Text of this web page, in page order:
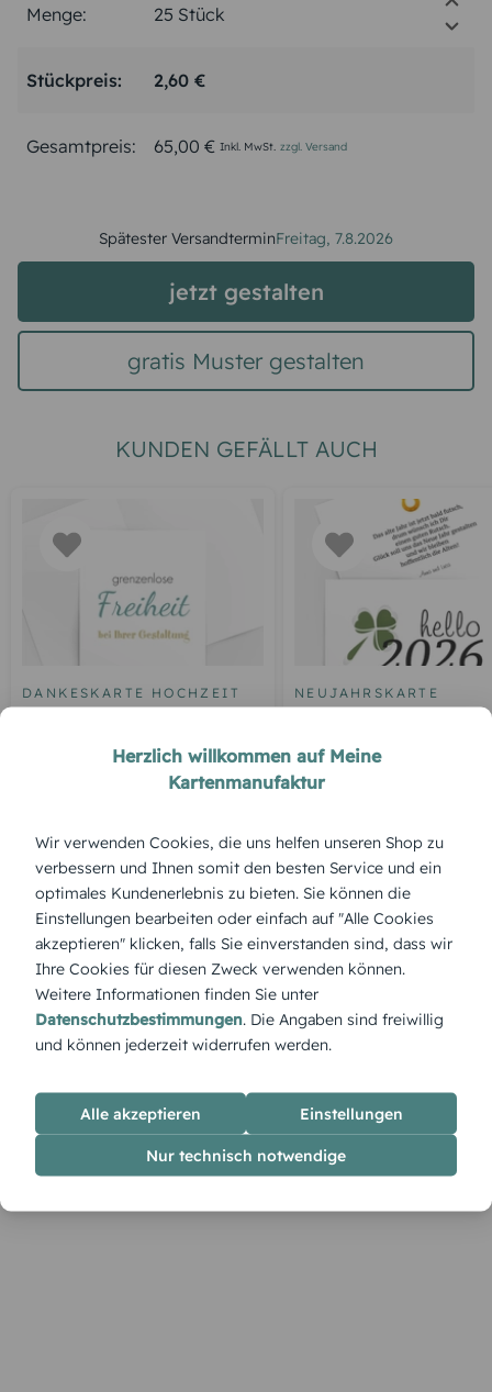
Menge:
Stückpreis: 2,60 €
Gesamtpreis: 65,00 € Inkl. MwSt. zzgl. Versand
Spätester VersandterminFreitag, 7.8.2026
jetzt gestalten
gratis Muster gestalten
KUNDEN GEFÄLLT AUCH
DANKESKARTE HOCHZEIT NEUJAHRSKARTE
ÜBERBLICK:
Produktbeschreibung
Wenn der „Wirbelwind des neuen Jahres“ anbricht, tanzen
bunte Konfettischnüre durch die Luft und fangen den
Moment prickelnder Vorfreude ein.
Herzlich willkommen auf Meine
Kartenmanufaktur
Wir verwenden Cookies, die uns helfen unseren Shop zu
verbessern und Ihnen somit den besten Service und ein
optimales Kundenerlebnis zu bieten. Sie können die
Einstellungen bearbeiten oder einfach auf "Alle Cookies
akzeptieren" klicken, falls Sie einverstanden sind, dass wir
Ihre Cookies für diesen Zweck verwenden können.
Weitere Informationen finden Sie unter
Datenschutzbestimmungen. Die Angaben sind freiwillig
und können jederzeit widerrufen werden.
Alle akzeptieren Einstellungen
Nur technisch notwendige